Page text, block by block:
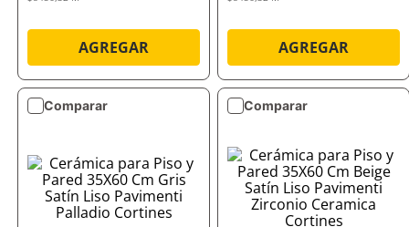
AGREGAR AGREGAR
Comparar Comparar